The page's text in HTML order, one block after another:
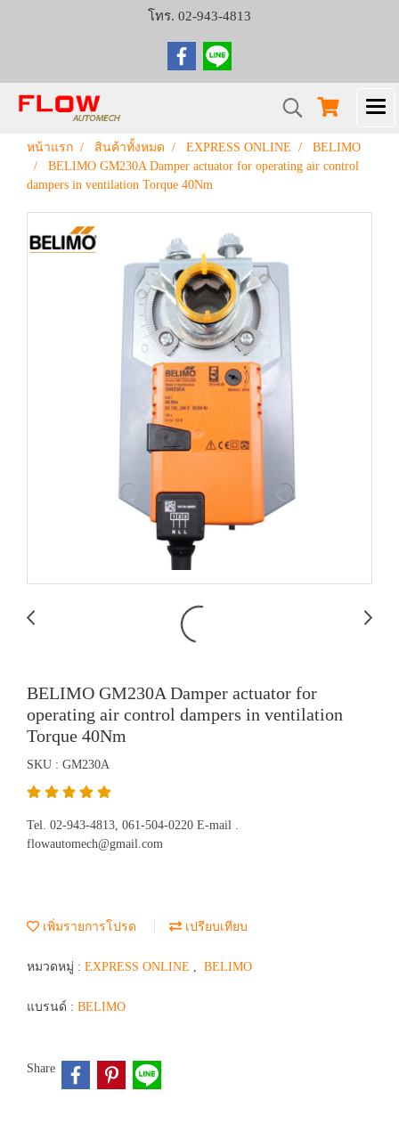
โทร. 02-943-4813
หน้าแรก สินค้าทั้งหมด EXPRESS ONLINE
BELIMO
BELIMO GM230A Damper actuator for operating air control
dampers in ventilation Torque 40Nm
BELIMO GM230A Damper actuator for
operating air control dampers in ventilation
Torque 40Nm
SKU : GM230A
Tel. 02-943-4813, 061-504-0220 E-mail .
flowautomech@gmail.com
เพิ่มรายการโปรด เปรียบเทียบ
หมวดหมู่ : EXPRESS ONLINE , BELIMO
แบรนด์ : BELIMO
Share